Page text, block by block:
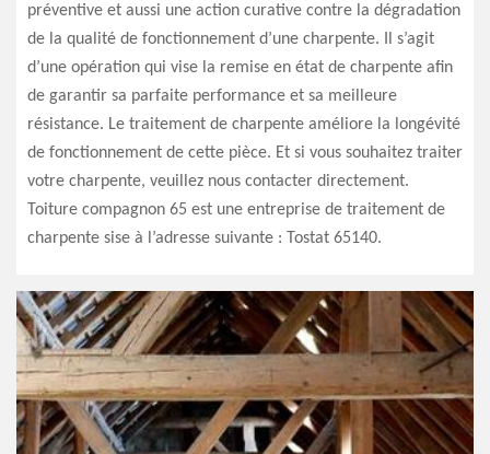
préventive et aussi une action curative contre la dégradation
de la qualité de fonctionnement d’une charpente. Il s’agit
d’une opération qui vise la remise en état de charpente afin
de garantir sa parfaite performance et sa meilleure
résistance. Le traitement de charpente améliore la longévité
de fonctionnement de cette pièce. Et si vous souhaitez traiter
votre charpente, veuillez nous contacter directement.
Toiture compagnon 65 est une entreprise de traitement de
charpente sise à l’adresse suivante : Tostat 65140.